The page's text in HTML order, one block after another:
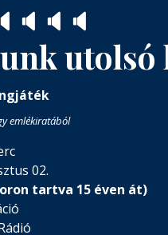
🔈 🔈 🔈
utolsó
emlékiratából
02.
tartva 15 éven át)